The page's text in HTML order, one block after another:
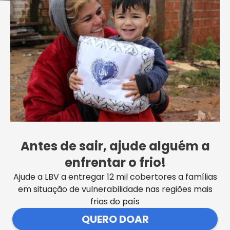
Presidente da LBV anuncia novas etapas
do trabalho na Instituição na capital
paulista
VER MAIS NOTÍCIAS
SEDE CENTRAL DA LBV | Rua Sérgio Tomás, 740 | Bom Retiro |
Antes de sair, ajude alguém a
enfrentar o frio!
Ajude a LBV a entregar 12 mil cobertores a famílias
em situação de vulnerabilidade nas regiões mais
frias do país
QUERO DOAR